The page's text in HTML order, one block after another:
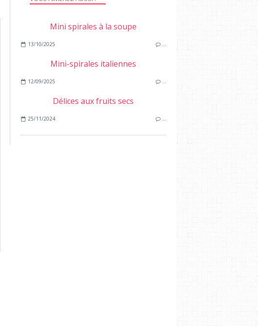
Mini spirales à la soupe
13/10/2025 …
Mini-spirales italiennes
12/09/2025 …
Délices aux fruits secs
25/11/2024 …